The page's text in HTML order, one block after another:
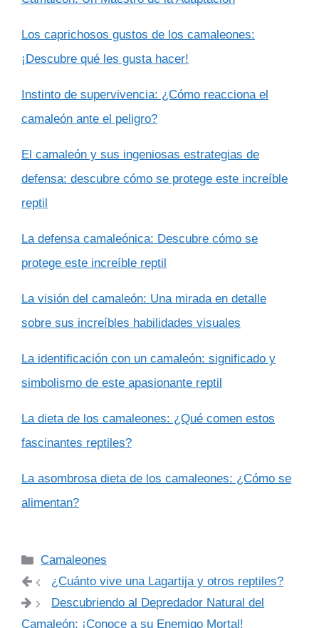
Los caprichosos gustos de los camaleones:
¡Descubre qué les gusta hacer!
Instinto de supervivencia: ¿Cómo reacciona el
camaleón ante el peligro?
El camaleón y sus ingeniosas estrategias de
defensa: descubre cómo se protege este increíble
reptil
La defensa camaleónica: Descubre cómo se
protege este increíble reptil
La visión del camaleón: Una mirada en detalle
sobre sus increíbles habilidades visuales
La identificación con un camaleón: significado y
simbolismo de este apasionante reptil
La dieta de los camaleones: ¿Qué comen estos
fascinantes reptiles?
La asombrosa dieta de los camaleones: ¿Cómo se
alimentan?
Categorías
Camaleones
¿Cuánto vive una Lagartija y otros reptiles?
Descubriendo al Depredador Natural del
Camaleón: ¡Conoce a su Enemigo Mortal!